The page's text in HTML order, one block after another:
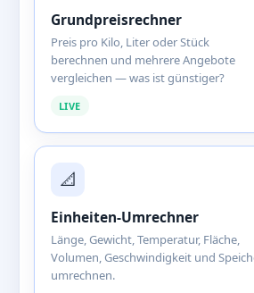
Grundpreisrechner
Preis pro Kilo, Liter oder Stück
berechnen und mehrere Angebote
vergleichen — was ist günstiger?
LIVE
📐
Einheiten-Umrechner
Länge, Gewicht, Temperatur, Fläche,
Volumen, Geschwindigkeit und
umrechnen.